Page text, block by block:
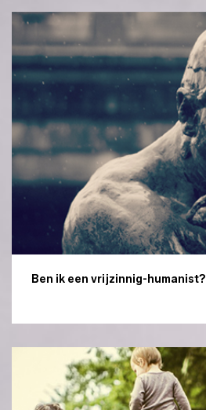
Ben ik een vrijzinnig-humanist?